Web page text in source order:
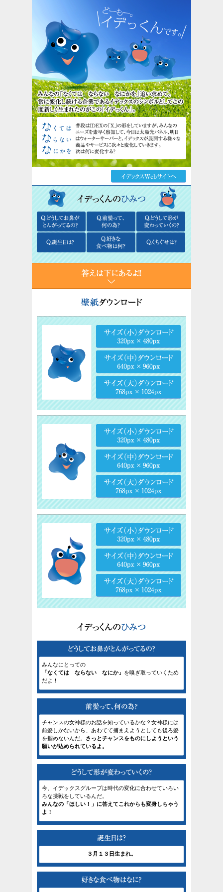
みんなにとっての
「なくては ならない なにか」 を嗅ぎ取っていくため
だよ！
チャンスの女神様のお話を知っているかな？女神様には
前髪しかないから、あわてて捕まえようとしても後ろ髪
を掴めないんだ。 さっとチャンスをものにしようという
願いが込められているよ。
今、イデックスグループは時代の変化に合わせていろい
ろな挑戦をしているんだ。
みんなの「ほしい！」に答えてこれからも変身しちゃう
よ！
３月１３日生まれ。